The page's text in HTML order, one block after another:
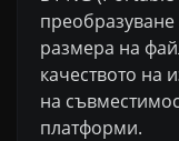
размера на
качеството на
на
платформи.